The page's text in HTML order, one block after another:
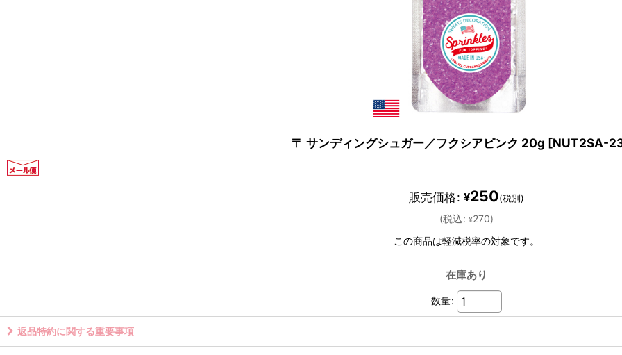
〒 サンディングシュガー／フクシアピンク 20g [NUT2SA-
販売価格: ¥250(税別)
(税込: ¥270)
この商品は軽減税率の対象です。
在庫あり
数量:
返品特約に関する重要事項